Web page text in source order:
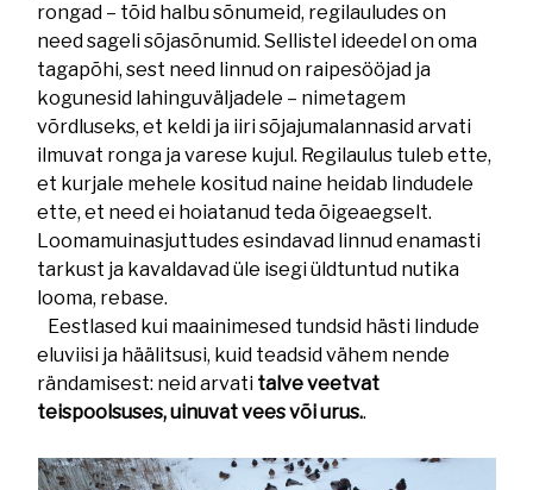
rongad – tõid halbu sõnumeid, regilauludes on
need sageli sõjasõnumid. Sellistel ideedel on oma
tagapõhi, sest need linnud on raipesööjad ja
kogunesid lahinguväljadele – nimetagem
võrdluseks, et keldi ja iiri sõjajumalannasid arvati
ilmuvat ronga ja varese kujul. Regilaulus tuleb ette,
et kurjale mehele kositud naine heidab lindudele
ette, et need ei hoiatanud teda õigeaegselt.
Loomamuinasjuttudes esindavad linnud enamasti
tarkust ja kavaldavad üle isegi üldtuntud nutika
looma, rebase.
Eestlased kui maainimesed tundsid hästi lindude
eluviisi ja häälitsusi, kuid teadsid vähem nende
rändamisest: neid arvati talve veetvat
teispoolsuses, uinuvat vees või urus..